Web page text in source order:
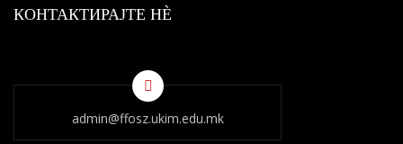
КОНТАКТИРАЈТЕ НÈ
admin@ffosz.ukim.edu.mk